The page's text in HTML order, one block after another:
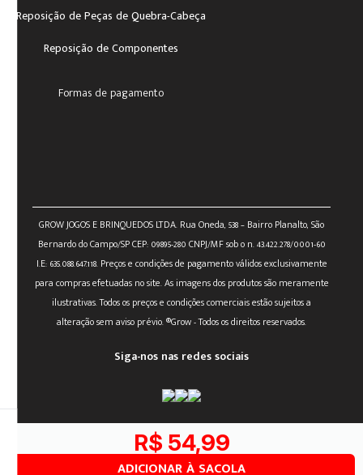
R$ 54,99
ADICIONAR À SACOLA
Reposição de Peças de Quebra-Cabeça
Reposição de Componentes
Formas de pagamento
GROW JOGOS E BRINQUEDOS LTDA. Rua Oneda, 538 – Bairro Planalto, São
Bernardo do Campo/SP CEP: 09895-280 CNPJ/MF sob o n. 43.422.278/0001-60
I.E: 635.088.647.118. Preços e condições de pagamento válidos exclusivamente
para compras efetuadas no site. As imagens dos produtos são meramente
ilustrativas. Todos os preços e condições comerciais estão sujeitos a
alteração sem aviso prévio. ®Grow - Todos os direitos reservados.
Siga-nos nas redes sociais
powered by: Designed by: